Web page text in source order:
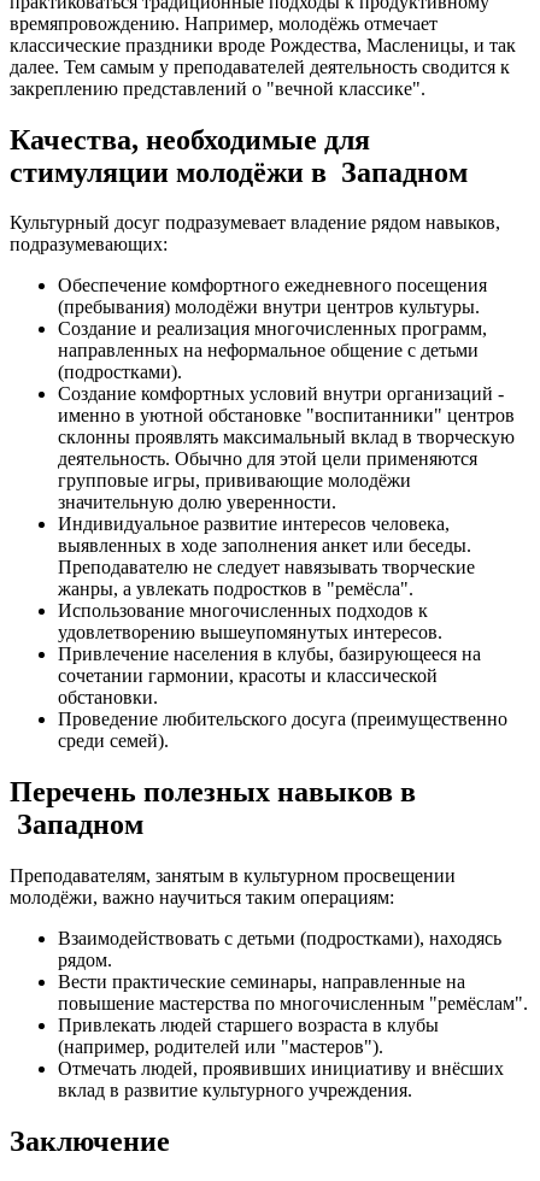
времяпровождению. Например, молодёжь отмечает
классические праздники вроде Рождества, Масленицы, и так
далее. Тем самым у преподавателей деятельность сводится к
закреплению представлений о "вечной классике".
Качества, необходимые для
стимуляции молодёжи в Западном
Культурный досуг подразумевает владение рядом навыков,
подразумевающих:
Обеспечение комфортного ежедневного посещения
(пребывания) молодёжи внутри центров культуры.
Создание и реализация многочисленных программ,
направленных на неформальное общение с детьми
(подростками).
Создание комфортных условий внутри организаций -
именно в уютной обстановке "воспитанники" центров
склонны проявлять максимальный вклад в творческую
деятельность. Обычно для этой цели применяются
групповые игры, прививающие молодёжи
значительную долю уверенности.
Индивидуальное развитие интересов человека,
выявленных в ходе заполнения анкет или беседы.
Преподавателю не следует навязывать творческие
жанры, а увлекать подростков в "ремёсла".
Использование многочисленных подходов к
удовлетворению вышеупомянутых интересов.
Привлечение населения в клубы, базирующееся на
сочетании гармонии, красоты и классической
обстановки.
Проведение любительского досуга (преимущественно
среди семей).
Перечень полезных навыков в
Западном
Преподавателям, занятым в культурном просвещении
молодёжи, важно научиться таким операциям:
Взаимодействовать с детьми (подростками), находясь
рядом.
Вести практические семинары, направленные на
повышение мастерства по многочисленным "ремёслам".
Привлекать людей старшего возраста в клубы
(например, родителей или "мастеров").
Отмечать людей, проявивших инициативу и внёсших
вклад в развитие культурного учреждения.
Заключение